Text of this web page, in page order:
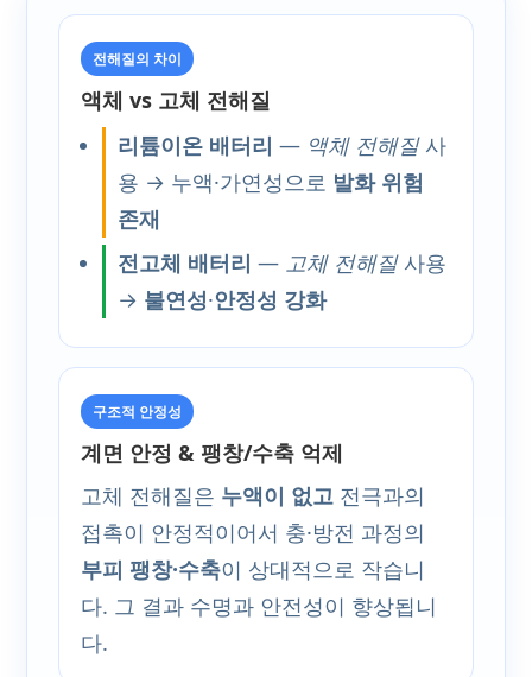
전해질의 차이
액체 vs 고체 전해질
리튬이온 배터리 — 액체 전해질사
용 → 누액·가연성으로 발화 위험
존재
전고체 배터리 — 고체 전해질사용
→ 불연성·안정성 강화
구조적 안정성
계면 안정 & 팽창/수축 억제
고체 전해질은 누액이 없고 전극과의
접촉이 안정적이어서 충·방전 과정의
부피 팽창·수축이 상대적으로 작습니
다. 그 결과 수명과 안전성이 향상됩니
다.